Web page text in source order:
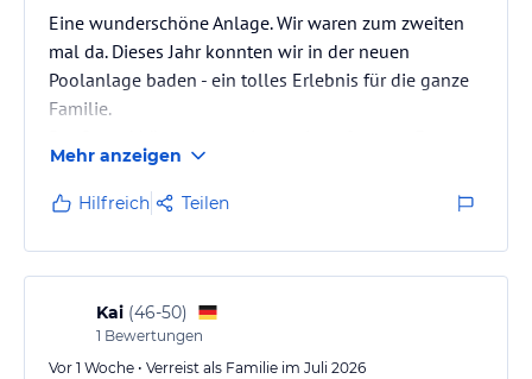
Eine wunderschöne Anlage. Wir waren zum zweiten
mal da. Dieses Jahr konnten wir in der neuen
Poolanlage baden - ein tolles Erlebnis für die ganze
Familie.
wurden zwar schon einige Sachen geändert bzw.
verbessert, trotzdem bin ich der Meinung man könnte
es noch mehr aufwerten. Der Strand bleibt meistens
so gut wie leer.
Man sollte das Seegras im Wasser entfernen und
gewisse Vorkehrungen treffen, dass es nicht wieder
zurückkommt. Das ist auch der Hauptgrund wieso
der…
Mehr anzeigen
Hilfreich Teilen
Kai (46-50)
1 Bewertungen
Vor 1 Woche • Verreist als Familie im Juli 2026